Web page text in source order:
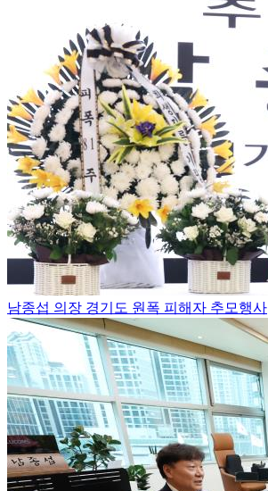
남종섭 의장 경기도 원폭 피해자 추모행사